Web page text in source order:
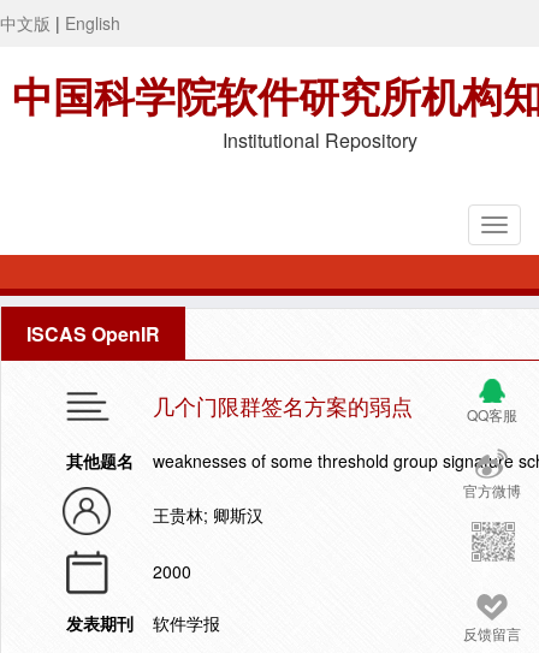
中文版 | English
中国科学院软件研究所机构
Institutional Repository
ISCAS OpenIR
QQ客服
官方微博
反馈留言
几个门限群签名方案的弱点
其他题名 weaknesses of some threshold group signature
王贵林; 卿斯汉
2000
发表期刊
软件学报